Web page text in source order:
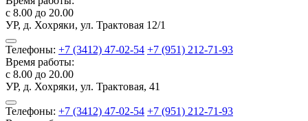
с 8.00 до 20.00
УР, д. Хохряки, ул. Трактовая 12/1
Телефоны: +7 (3412) 47-02-54 +7 (951) 212-71-93
Время работы:
с 8.00 до 20.00
УР, д. Хохряки, ул. Трактовая, 41
Телефоны: +7 (3412) 47-02-54 +7 (951) 212-71-93